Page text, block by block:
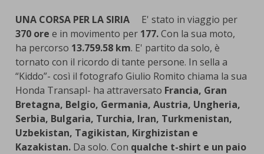
UNA CORSA PER LA SIRIA
E' stato in viaggio per
370 ore e in movimento per 177.Con la sua moto,
ha percorso 13.759.58 km. E' partito da solo, è
tornato con il ricordo di tante persone. In sella a
“Kiddo”- così il fotografo Giulio Romito chiama la sua
Honda Transapl- ha attraversato Francia, Gran
Bretagna, Belgio, Germania, Austria, Ungheria,
Serbia, Bulgaria, Turchia, Iran, Turkmenistan,
Uzbekistan, Tagikistan, Kirghizistan e
Kazakistan. Da solo. Con qualche t-shirt e un paio